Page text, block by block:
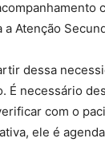
a Atenção
dessa
É necessário
com o
ele é